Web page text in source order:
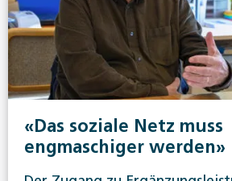
«Das soziale Netz muss
engmaschiger werden»